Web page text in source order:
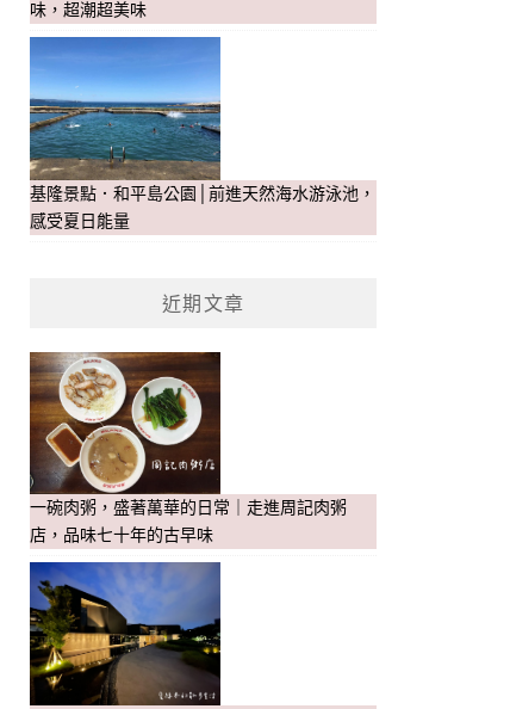
味，超潮超美味
基隆景點．和平島公園│前進天然海水游泳池，
感受夏日能量
近期文章
一碗肉粥，盛著萬華的日常｜走進周記肉粥
店，品味七十年的古早味